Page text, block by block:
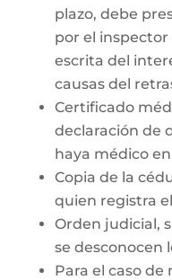
plazo, debe
por el
escrita del
causas del
Certificado
declaración de
haya médico
Copia de la
quien registra
Orden judicial,
se desconocen
Para el caso